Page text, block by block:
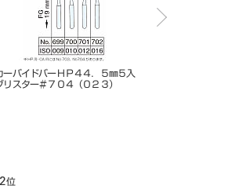
ーバイドバーＨＰ４４．５㎜５入
リスター＃７０４（０２３）
位